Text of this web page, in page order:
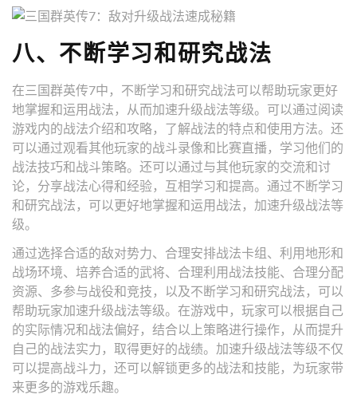
八、不断学习和研究战法
在三国群英传7中，不断学习和研究战法可以帮助玩家更好
地掌握和运用战法，从而加速升级战法等级。可以通过阅读
游戏内的战法介绍和攻略，了解战法的特点和使用方法。还
可以通过观看其他玩家的战斗录像和比赛直播，学习他们的
战法技巧和战斗策略。还可以通过与其他玩家的交流和讨
论，分享战法心得和经验，互相学习和提高。通过不断学习
和研究战法，可以更好地掌握和运用战法，加速升级战法等
级。
通过选择合适的敌对势力、合理安排战法卡组、利用地形和
战场环境、培养合适的武将、合理利用战法技能、合理分配
资源、多参与战役和竞技，以及不断学习和研究战法，可以
帮助玩家加速升级战法等级。在游戏中，玩家可以根据自己
的实际情况和战法偏好，结合以上策略进行操作，从而提升
自己的战法实力，取得更好的战绩。加速升级战法等级不仅
可以提高战斗力，还可以解锁更多的战法和技能，为玩家带
来更多的游戏乐趣。